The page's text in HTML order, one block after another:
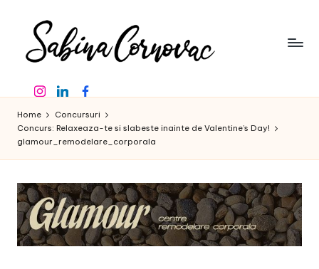
content
a
b
in
a
C
o
r
creator
de
conținut
de
16
-
InstagramLinkedinFacebook
Home
Concursuri
Concurs: Relaxeaza-te si slabeste inainte de Valentine’s Day!
glamour_remodelare_corporala